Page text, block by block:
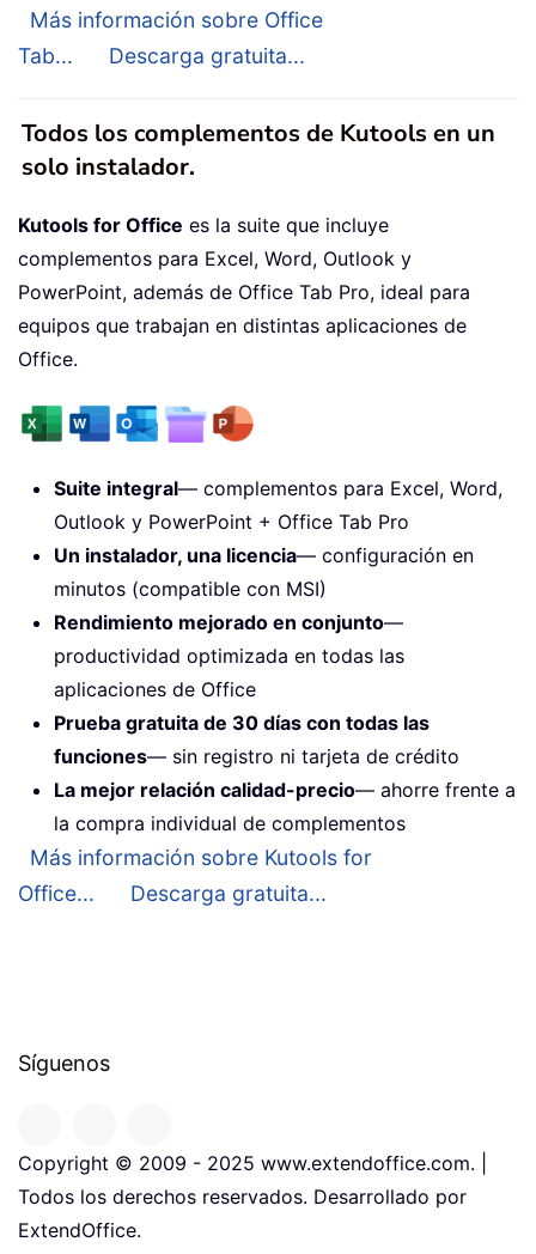
Más información sobre Office
Tab...
Descarga gratuita...
Todos los complementos de Kutools en un
solo instalador.
Kutools for Office es la suite que incluye
complementos para Excel, Word, Outlook y
PowerPoint, además de Office Tab Pro, ideal para
equipos que trabajan en distintas aplicaciones de
Office.
Suite integral— complementos para Excel, Word,
Outlook y PowerPoint + Office Tab Pro
Un instalador, una licencia— configuración en
minutos (compatible con MSI)
Rendimiento mejorado en conjunto—
productividad optimizada en todas las
aplicaciones de Office
Prueba gratuita de 30 días con todas las
funciones— sin registro ni tarjeta de crédito
La mejor relación calidad-precio— ahorre frente a
la compra individual de complementos
Más información sobre Kutools for
Office...
Descarga gratuita...
Síguenos
Copyright © 2009 - 2025 www.extendoffice.com. |
Todos los derechos reservados. Desarrollado por
ExtendOffice.